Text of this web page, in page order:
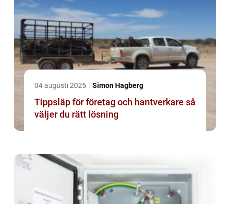
04 augusti 2026 Simon Hagberg
Tippsläp för företag och hantverkare så
väljer du rätt lösning